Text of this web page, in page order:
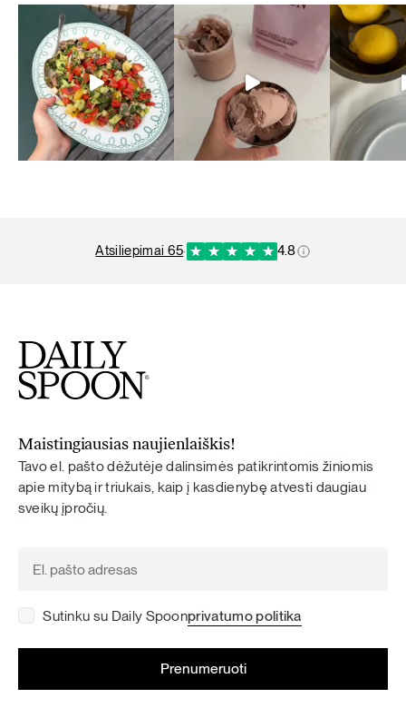
atsiliepimai 65· 4.8
Maistingiausias naujienlaiškis!
Tavo el. pašto dėžutėje dalinsimės patikrintomis žiniomis
apie mitybą ir triukais, kaip į kasdienybę atvesti daugiau
sveikų įpročių.
Sutinku su Daily Spoonprivatumo politika